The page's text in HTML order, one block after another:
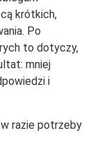
krótkich,
Po
to dotyczy,
mniej
i
w razie potrzeby